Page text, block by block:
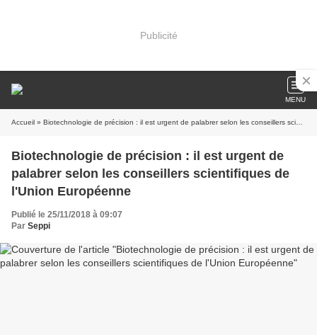
Publicité
MENU
Accueil » Biotechnologie de précision : il est urgent de palabrer selon les conseillers scientifiques de l'Union Européenne
Biotechnologie de précision : il est urgent de
palabrer selon les conseillers scientifiques de
l'Union Européenne
Publié le 25/11/2018 à 09:07
Par Seppi